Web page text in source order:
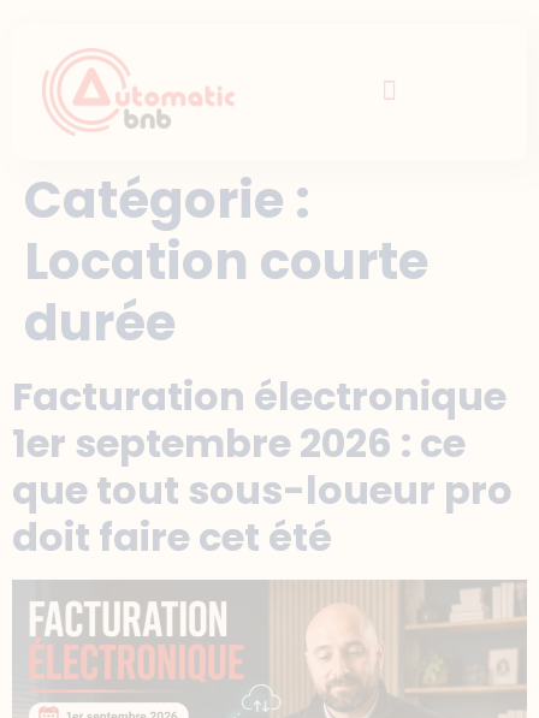
Catégorie :
Location courte
durée
Facturation électronique
1er septembre 2026 : ce
que tout sous-loueur pro
doit faire cet été